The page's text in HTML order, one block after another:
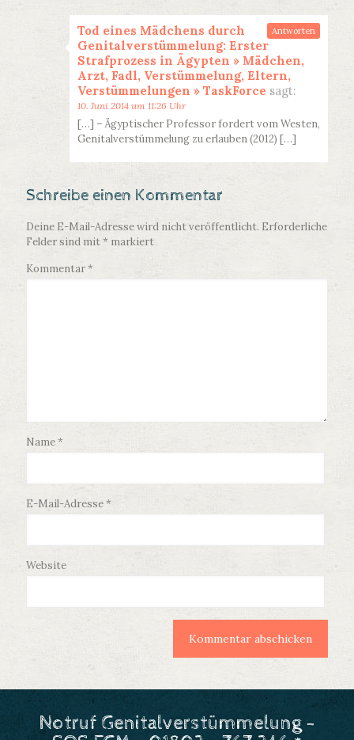
Tod eines Mädchens durch
Genitalverstümmelung: Erster
Strafprozess in Ägypten » Mädchen,
Arzt, Fadl, Verstümmelung, Eltern,
Verstümmelungen » TaskForce sagt:
10. Juni 2014 um 11:26 Uhr
[…] – Ägyptischer Professor fordert vom Westen,
Genitalverstümmelung zu erlauben (2012) […]
Antworten
Schreibe einen Kommentar
Deine E-Mail-Adresse wird nicht veröffentlicht. Erforderliche
Felder sind mit* markiert
Kommentar*
Name*
E-Mail-Adresse*
Website
Notruf Genitalverstümmelung -